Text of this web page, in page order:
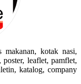
makanan, kotak nasi,
poster, leaflet, pamflet,
katalog, company